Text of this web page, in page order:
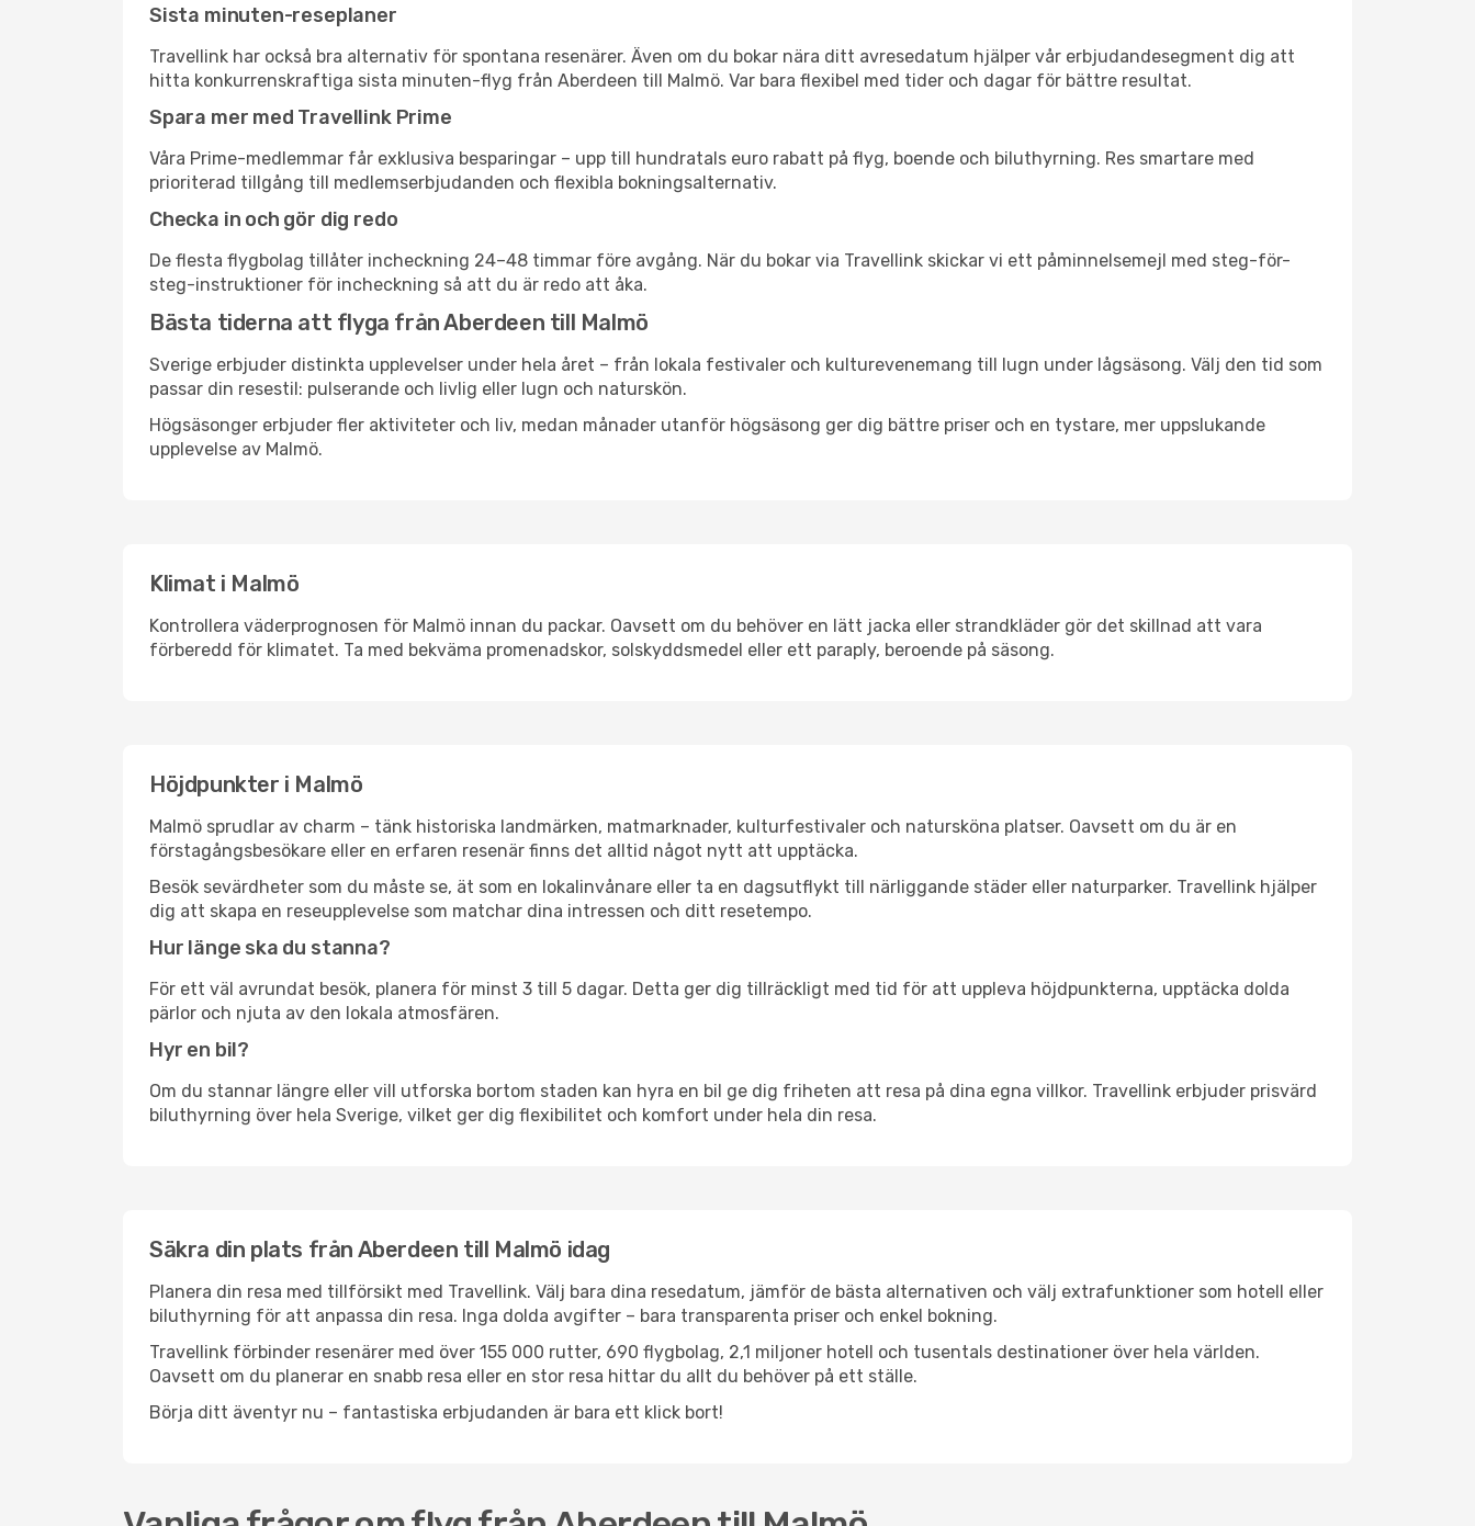
Sista minuten-reseplaner
Travellink har också bra alternativ för spontana resenärer. Även om du bokar nära ditt avresedatum hjälper vår erbjudandesegment dig att
hitta konkurrenskraftiga sista minuten-flyg från Aberdeen till Malmö. Var bara flexibel med tider och dagar för bättre resultat.
Spara mer med Travellink Prime
Våra Prime-medlemmar får exklusiva besparingar – upp till hundratals euro rabatt på flyg, boende och biluthyrning. Res smartare med
prioriterad tillgång till medlemserbjudanden och flexibla bokningsalternativ.
Checka in och gör dig redo
De flesta flygbolag tillåter incheckning 24–48 timmar före avgång. När du bokar via Travellink skickar vi ett påminnelsemejl med steg-för-
steg-instruktioner för incheckning så att du är redo att åka.
Bästa tiderna att flyga från Aberdeen till Malmö
Sverige erbjuder distinkta upplevelser under hela året – från lokala festivaler och kulturevenemang till lugn under lågsäsong. Välj den tid som
passar din resestil: pulserande och livlig eller lugn och naturskön.
Högsäsonger erbjuder fler aktiviteter och liv, medan månader utanför högsäsong ger dig bättre priser och en tystare, mer uppslukande
upplevelse av Malmö.
Klimat i Malmö
Kontrollera väderprognosen för Malmö innan du packar. Oavsett om du behöver en lätt jacka eller strandkläder gör det skillnad att vara
förberedd för klimatet. Ta med bekväma promenadskor, solskyddsmedel eller ett paraply, beroende på säsong.
Höjdpunkter i Malmö
Malmö sprudlar av charm – tänk historiska landmärken, matmarknader, kulturfestivaler och natursköna platser. Oavsett om du är en
förstagångsbesökare eller en erfaren resenär finns det alltid något nytt att upptäcka.
Besök sevärdheter som du måste se, ät som en lokalinvånare eller ta en dagsutflykt till närliggande städer eller naturparker. Travellink hjälper
dig att skapa en reseupplevelse som matchar dina intressen och ditt resetempo.
Hur länge ska du stanna?
För ett väl avrundat besök, planera för minst 3 till 5 dagar. Detta ger dig tillräckligt med tid för att uppleva höjdpunkterna, upptäcka dolda
pärlor och njuta av den lokala atmosfären.
Hyr en bil?
Om du stannar längre eller vill utforska bortom staden kan hyra en bil ge dig friheten att resa på dina egna villkor. Travellink erbjuder prisvärd
biluthyrning över hela Sverige, vilket ger dig flexibilitet och komfort under hela din resa.
Säkra din plats från Aberdeen till Malmö idag
Planera din resa med tillförsikt med Travellink. Välj bara dina resedatum, jämför de bästa alternativen och välj extrafunktioner som hotell eller
biluthyrning för att anpassa din resa. Inga dolda avgifter – bara transparenta priser och enkel bokning.
Travellink förbinder resenärer med över 155 000 rutter, 690 flygbolag, 2,1 miljoner hotell och tusentals destinationer över hela världen.
Oavsett om du planerar en snabb resa eller en stor resa hittar du allt du behöver på ett ställe.
Börja ditt äventyr nu – fantastiska erbjudanden är bara ett klick bort!